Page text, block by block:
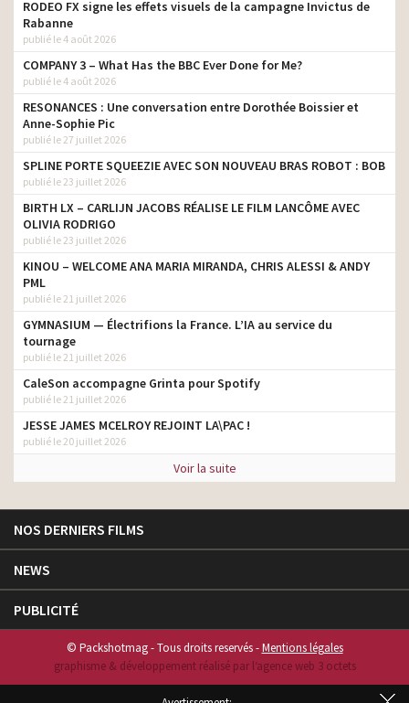
RODEO FX signe les effets visuels de la campagne Invictus de
Rabanne
publié le 4 août 2026
COMPANY 3 – What Has the BBC Ever Done for Me?
publié le 4 août 2026
RESONANCES : Une conversation entre Dorothée Boissier et
Anne-Sophie Pic
publié le 27 juillet 2026
SPLINE PORTE SQUEEZIE AVEC SON NOUVEAU BRAS ROBOT : BOB
publié le 23 juillet 2026
BIRTH LX – CARLIJN JACOBS RÉALISE LE FILM LANCÔME AVEC
OLIVIA RODRIGO
publié le 23 juillet 2026
KINOU – WELCOME ANA MARIA MIRANDA, CHRIS ALESSI & ANDY
PML
publié le 21 juillet 2026
GYMNASIUM — Électrifions la France. L’IA au service du
tournage
publié le 21 juillet 2026
CaleSon accompagne Grinta pour Spotify
publié le 21 juillet 2026
JESSE JAMES MCELROY REJOINT LA\PAC !
publié le 20 juillet 2026
Voir la suite
NOS DERNIERS FILMS
NEWS
PUBLICITÉ
© Packshotmag - Tous droits reservés -Mentions légales
graphisme & développement réalisé par l‘agence web 3 octets